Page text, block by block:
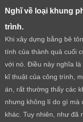
Nghĩ về loại khung
trình.
Khi xây dựng bằng bê
tính của thành quả cuối
với nó. Điều này nghĩa là
kĩ thuật của công trình,
án, rất thường thấy các
nhưng không lí do gì mà
khác. Tuy nhiên, như đã